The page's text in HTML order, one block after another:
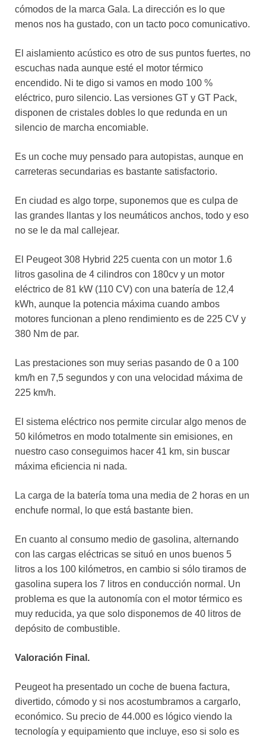
cómodos de la marca Gala. La dirección es lo que
menos nos ha gustado, con un tacto poco comunicativo.
El aislamiento acústico es otro de sus puntos fuertes, no
escuchas nada aunque esté el motor térmico
encendido. Ni te digo si vamos en modo 100 %
eléctrico, puro silencio. Las versiones GT y GT Pack,
disponen de cristales dobles lo que redunda en un
silencio de marcha encomiable.
Es un coche muy pensado para autopistas, aunque en
carreteras secundarias es bastante satisfactorio.
En ciudad es algo torpe, suponemos que es culpa de
las grandes llantas y los neumáticos anchos, todo y eso
no se le da mal callejear.
El Peugeot 308 Hybrid 225 cuenta con un motor 1.6
litros gasolina de 4 cilindros con 180cv y un motor
eléctrico de 81 kW (110 CV) con una batería de 12,4
kWh, aunque la potencia máxima cuando ambos
motores funcionan a pleno rendimiento es de 225 CV y
380 Nm de par.
Las prestaciones son muy serias pasando de 0 a 100
km/h en 7,5 segundos y con una velocidad máxima de
225 km/h.
El sistema eléctrico nos permite circular algo menos de
50 kilómetros en modo totalmente sin emisiones, en
nuestro caso conseguimos hacer 41 km, sin buscar
máxima eficiencia ni nada.
La carga de la batería toma una media de 2 horas en un
enchufe normal, lo que está bastante bien.
En cuanto al consumo medio de gasolina, alternando
con las cargas eléctricas se situó en unos buenos 5
litros a los 100 kilómetros, en cambio si sólo tiramos de
gasolina supera los 7 litros en conducción normal. Un
problema es que la autonomía con el motor térmico es
muy reducida, ya que solo disponemos de 40 litros de
depósito de combustible.
Valoración Final.
Peugeot ha presentado un coche de buena factura,
divertido, cómodo y si nos acostumbramos a cargarlo,
económico. Su precio de 44.000 es lógico viendo la
tecnología y equipamiento que incluye, eso si solo es